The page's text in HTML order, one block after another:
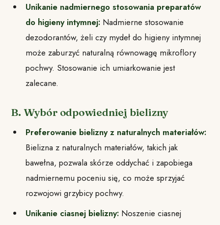
Unikanie nadmiernego stosowania preparatów
do higieny intymnej:Nadmierne stosowanie
dezodorantów, żeli czy mydeł do higieny intymnej
może zaburzyć naturalną równowagę mikroflory
pochwy. Stosowanie ich umiarkowanie jest
zalecane.
B. Wybór odpowiedniej bielizny
Preferowanie bielizny z naturalnych materiałów:
Bielizna z naturalnych materiałów, takich jak
bawełna, pozwala skórze oddychać i zapobiega
nadmiernemu poceniu się, co może sprzyjać
rozwojowi grzybicy pochwy.
Unikanie ciasnej bielizny:Noszenie ciasnej